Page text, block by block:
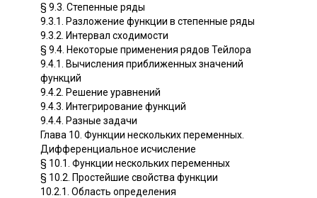
§ 9.3. Степенные ряды
9.3.1. Разложение функции в степенные ряды
9.3.2. Интервал сходимости
§ 9.4. Некоторые применения рядов Тейлора
9.4.1. Вычисления приближенных значений
функций
9.4.2. Решение уравнений
9.4.3. Интегрирование функций
9.4.4. Разные задачи
Глава 10. Функции нескольких переменных.
Дифференциальное исчисление
§ 10.1. Функции нескольких переменных
§ 10.2. Простейшие свойства функции
10.2.1. Область определения